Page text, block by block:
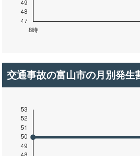
交通事故の富山市の月別発生